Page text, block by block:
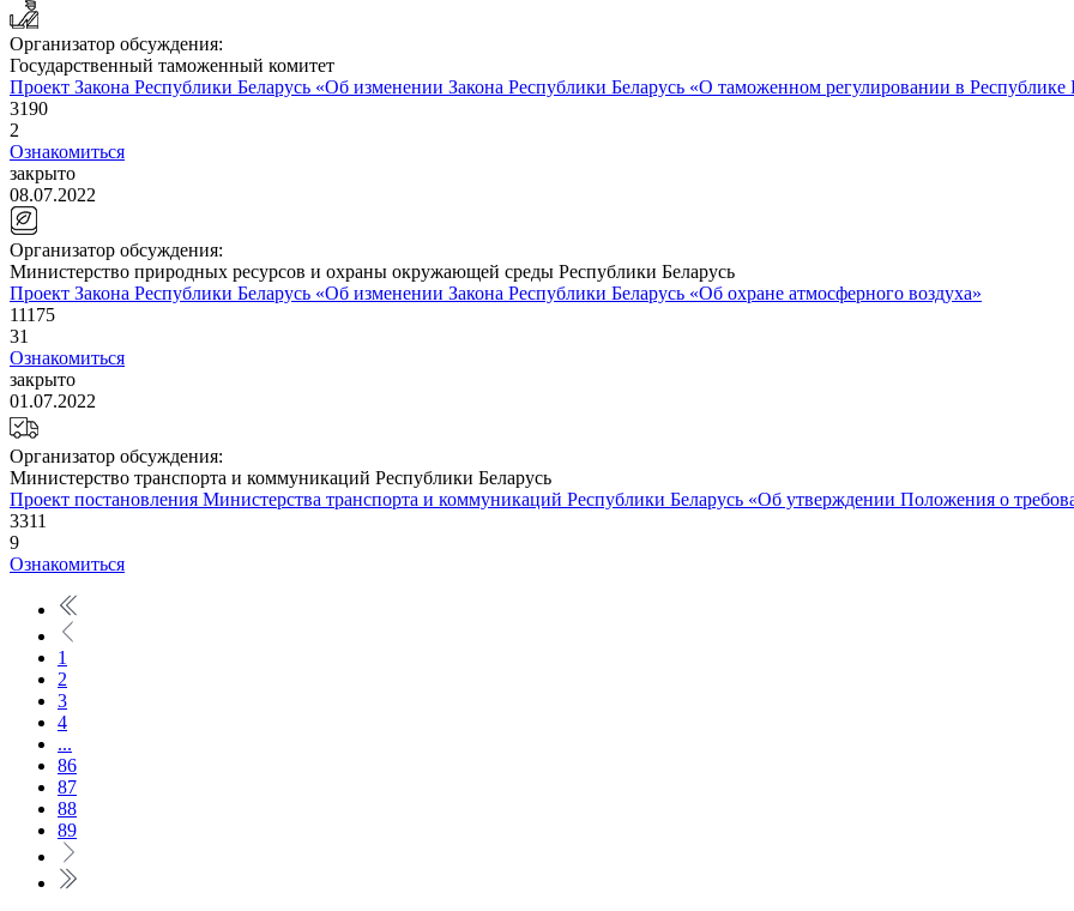
Организатор обсуждения:
Государственный таможенный комитет
Проект Закона Республики Беларусь «Об изменении Закона Республики Беларусь «О таможенном регулировании в Республике
3190
2
Ознакомиться
закрыто
08.07.2022
Организатор обсуждения:
Министерство природных ресурсов и охраны окружающей среды Республики Беларусь
Проект Закона Республики Беларусь «Об изменении Закона Республики Беларусь «Об охране атмосферного воздуха»
11175
31
Ознакомиться
закрыто
01.07.2022
Организатор обсуждения:
Министерство транспорта и коммуникаций Республики Беларусь
Проект постановления Министерства транспорта и коммуникаций Республики Беларусь «Об утверждении Положения о
3311
9
Ознакомиться
1
2
3
4
...
86
87
88
89